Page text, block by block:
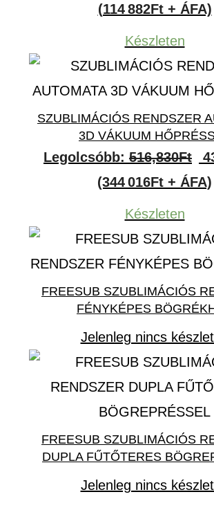
(114 882Ft + ÁFA)
Készleten
SZUBLIMÁCIÓS RENDSZER
3D VÁKUUM
Legolcsóbb: 516,830Ft
(344 016Ft + ÁFA)
Készleten
FREESUB SZUBLIMÁCIÓS
FÉNYKÉPES
Jelenleg nincs
FREESUB SZUBLIMÁCIÓS
DUPLA FŰTŐTERES
Jelenleg nincs